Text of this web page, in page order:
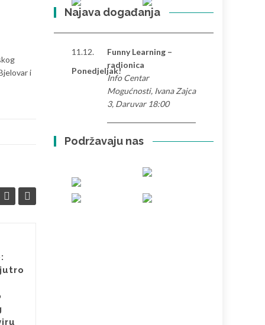
i
Najava događanja
11.12.
Ponedjeljak!
Funny Learning –
radionica
Info Centar
Mogućnosti, Ivana Zajca
3, Daruvar 18:00
Podržavaju nas